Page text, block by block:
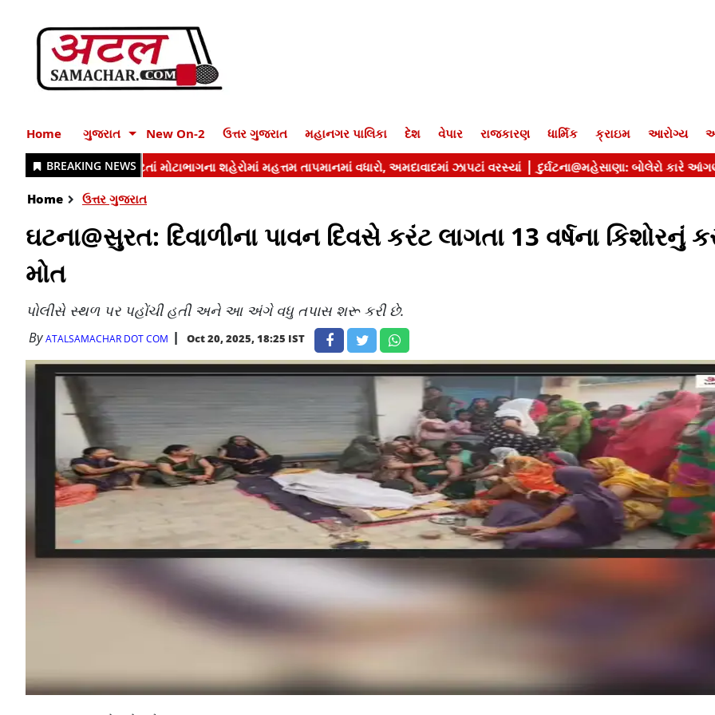
Home ગુજરાત New On-2 ઉત્તર ગુજરાત મહાનગર પાલિકા દેશ વેપાર રાજકારણ ધાર્મિક ક્રાઇમ આરોગ્ય
Home ઉત્તર ગુજરાત
ઘટના@સુરત: દિવાળીના પાવન દિવસે કરંટ લાગતા 13 વર્ષના કિશોરનું
મોત
પોલીસે સ્થળ પર પહોંચી હતી અને આ અંગે વધુ તપાસ શરૂ કરી છે.
ByATALSAMACHAR DOT COM Oct 20, 2025, 18:25 IST